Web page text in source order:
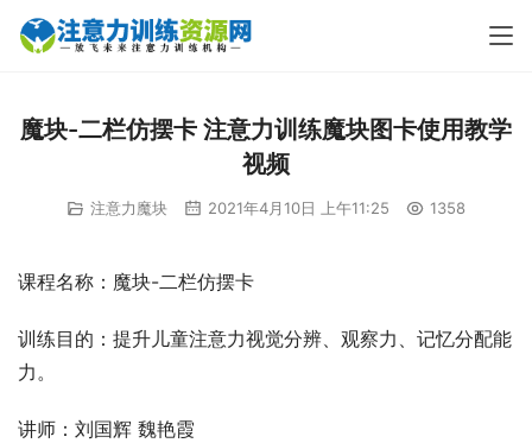
魔块-二栏仿摆卡 注意力训练魔块图卡使用教学
视频
注意力魔块 2021年4月10日 上午11:25 1358
课程名称：魔块-二栏仿摆卡
训练目的：提升儿童注意力视觉分辨、观察力、记忆分配能
力。
讲师：刘国辉 魏艳霞